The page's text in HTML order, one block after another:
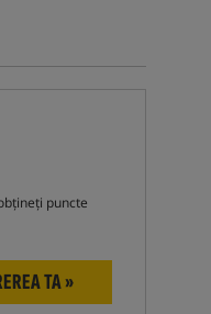
puncte
TA »